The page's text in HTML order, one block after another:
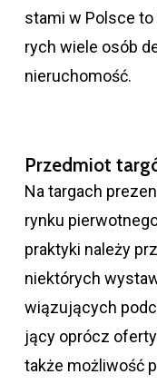
stami w Pol­sce
rych wiele osób
nieruchomość.
Przedmiot
Na tar­gach
rynku
praktyki należy
niektórych
wią­zu­jących
jący oprócz
także możliwość